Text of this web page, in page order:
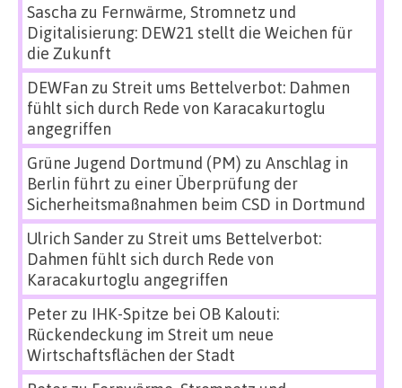
Sascha zu Fernwärme, Stromnetz und
Digitalisierung: DEW21 stellt die Weichen für
die Zukunft
DEWFan zu Streit ums Bettelverbot: Dahmen
fühlt sich durch Rede von Karacakurtoglu
angegriffen
Grüne Jugend Dortmund (PM) zu Anschlag in
Berlin führt zu einer Überprüfung der
Sicherheitsmaßnahmen beim CSD in Dortmund
Ulrich Sanderzu Streit ums Bettelverbot:
Dahmen fühlt sich durch Rede von
Karacakurtoglu angegriffen
Peterzu IHK-Spitze bei OB Kalouti:
Rückendeckung im Streit um neue
Wirtschaftsflächen der Stadt